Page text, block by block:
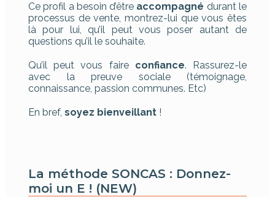
Ce profil a besoin d’être accompagné durant le
processus de vente, montrez-lui que vous êtes
là pour lui, qu’il peut vous poser autant de
questions qu’il le souhaite.
Qu’il peut vous faire confiance. Rassurez-le
avec la preuve sociale (témoignage,
connaissance, passion communes. Etc)
En bref, soyez bienveillant !
La méthode SONCAS : Donnez-
moi un E ! (NEW)